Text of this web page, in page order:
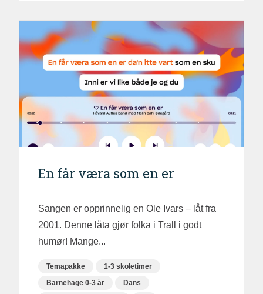
En får væra som en er
Sangen er opprinnelig en Ole Ivars – låt fra
2001. Denne låta gjør folka i Trall i godt
humør! Mange...
Temapakke
1-3 skoletimer
Barnehage 0-3 år
Dans